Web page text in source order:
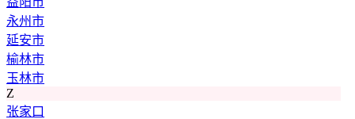
永州市
延安市
榆林市
玉林市
Z
张家口